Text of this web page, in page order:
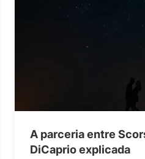
A parceria entre
DiCaprio explicada